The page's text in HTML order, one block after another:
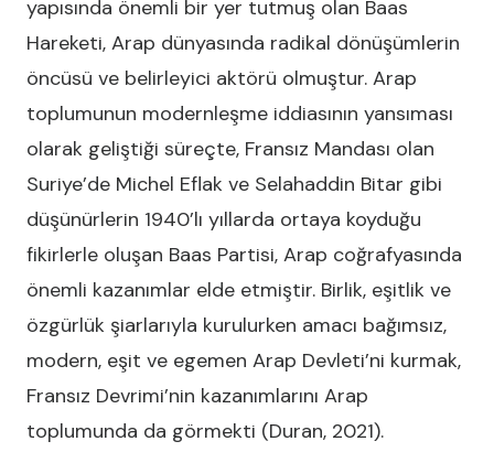
yapısında önemli bir yer tutmuş olan Baas
Hareketi, Arap dünyasında radikal dönüşümlerin
öncüsü ve belirleyici aktörü olmuştur. Arap
toplumunun modernleşme iddiasının yansıması
olarak geliştiği süreçte, Fransız Mandası olan
Suriye’de Michel Eflak ve Selahaddin Bitar gibi
düşünürlerin 1940’lı yıllarda ortaya koyduğu
fikirlerle oluşan Baas Partisi, Arap coğrafyasında
önemli kazanımlar elde etmiştir. Birlik, eşitlik ve
özgürlük şiarlarıyla kurulurken amacı bağımsız,
modern, eşit ve egemen Arap Devleti’ni kurmak,
Fransız Devrimi’nin kazanımlarını Arap
toplumunda da görmekti (Duran, 2021).